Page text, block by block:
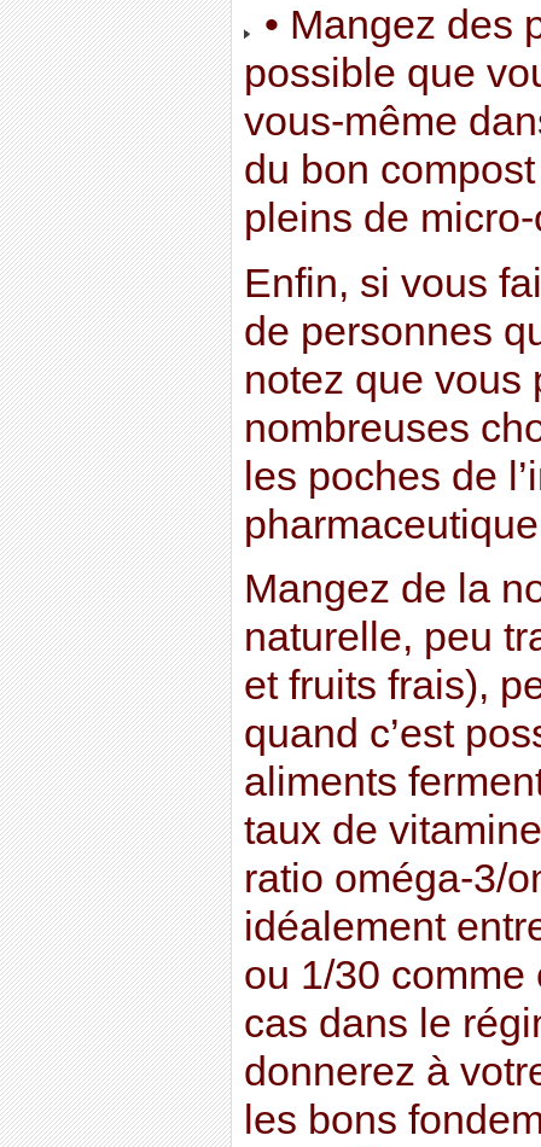
• Mangez des
possible que
vous-même
du bon
pleins de
Enfin, si vous
de personnes
notez que vous
nombreuses
les poches de
Mangez de la
naturelle, peu
et fruits frais),
quand c’est
aliments
taux de
ratio oméga-3/
idéalement
ou 1/30 comme
cas dans le
donnerez à
les bons